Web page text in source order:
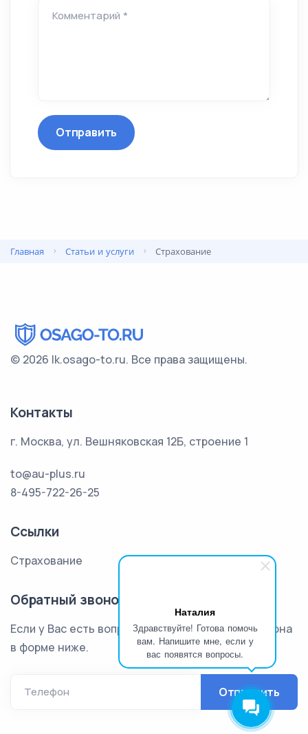
Наталия
Здравствуйте! Готова помочь
вам. Напишите мне, если у
вас появятся вопросы.
Комментарий *
Отправить
Главная Статьи и услуги Страхование
© 2026 lk.osago-to.ru. Все права защищены.
Контакты
г. Москва, ул. Вешняковская 12Б, строение 1
to@au-plus.ru
8-495-722-26-25
Ссылки
Страхование
Обратный звонок
Если у Вас есть вопросы оставьте номер телефона
в форме ниже.
Телефон Отправить